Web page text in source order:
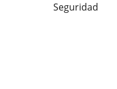
Seguridad